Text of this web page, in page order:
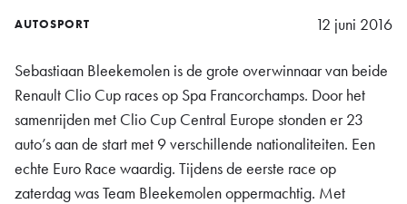
AUTOSPORT 12 juni 2016
Sebastiaan Bleekemolen is de grote overwinnaar van beide
Renault Clio Cup races op Spa Francorchamps. Door het
samenrijden met Clio Cup Central Europe stonden er 23
auto’s aan de start met 9 verschillende nationaliteiten. Een
echte Euro Race waardig. Tijdens de eerste race op
zaterdag was Team Bleekemolen oppermachtig. Met